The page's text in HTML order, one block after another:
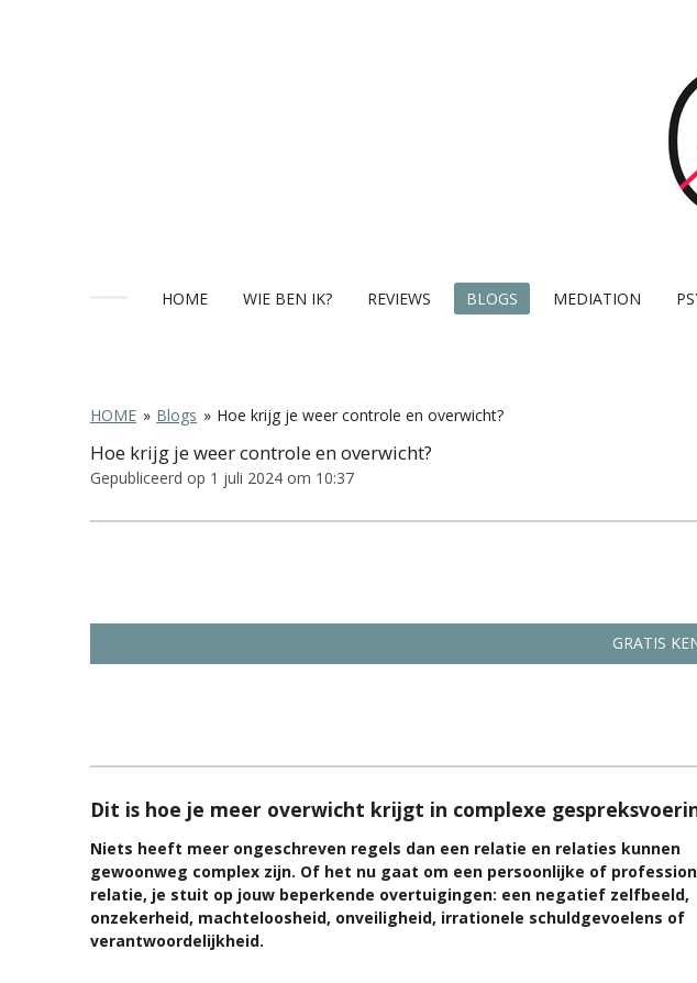
HOME WIE BEN IK? REVIEWS BLOGS MEDIATION
HOME » Blogs » Hoe krijg je weer controle en overwicht?
Hoe krijg je weer controle en overwicht?
Gepubliceerd op 1 juli 2024 om 10:37
GRATIS
Dit is hoe je meer overwicht krijgt in complexe
Niets heeft meer ongeschreven regels dan een relatie en relaties kunnen
gewoonweg complex zijn. Of het nu gaat om een persoonlijke of
relatie, je stuit op jouw beperkende overtuigingen: een negatief zelfbeeld,
onzekerheid, machteloosheid, onveiligheid, irrationele schuldgevoelens of
verantwoordelijkheid.